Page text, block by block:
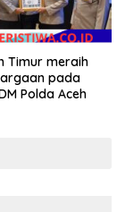
Timur meraih
pada
Polda Aceh